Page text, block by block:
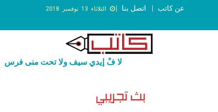
الثلاثاء 13 نوفمبر 2018 اتصل بنا عن كاتب
لا فْ إيدي سيف ولا تحت منى فرس